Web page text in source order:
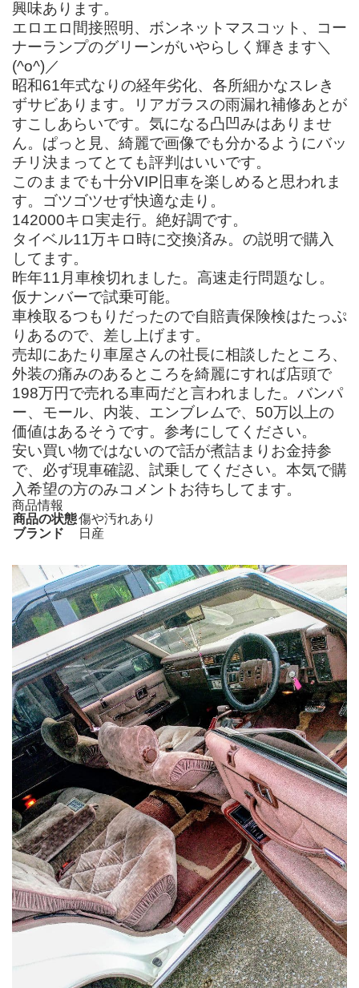
興味あります。
エロエロ間接照明、ボンネットマスコット、コー
ナーランプのグリーンがいやらしく輝きます＼
(^o^)／
昭和61年式なりの経年劣化、各所細かなスレき
ずサビあります。リアガラスの雨漏れ補修あとが
すこしあらいです。気になる凸凹みはありませ
ん。ぱっと見、綺麗で画像でも分かるようにバッ
チリ決まってとても評判はいいです。
このままでも十分VIP旧車を楽しめると思われま
す。ゴツゴツせず快適な走り。
142000キロ実走行。絶好調です。
タイベル11万キロ時に交換済み。の説明で購入
してます。
昨年11月車検切れました。高速走行問題なし。
仮ナンバーで試乗可能。
車検取るつもりだったので自賠責保険検はたっぷ
りあるので、差し上げます。
売却にあたり車屋さんの社長に相談したところ、
外装の痛みのあるところを綺麗にすれば店頭で
198万円で売れる車両だと言われました。バンパ
ー、モール、内装、エンブレムで、50万以上の
価値はあるそうです。参考にしてください。
安い買い物ではないので話が煮詰まりお金持参
で、必ず現車確認、試乗してください。本気で購
入希望の方のみコメントお待ちしてます。
商品情報
商品の状態傷や汚れあり
ブランド
日産